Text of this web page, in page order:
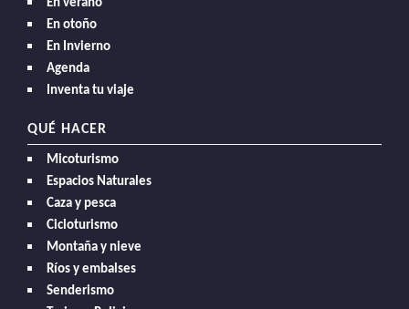
En verano
En otoño
En Invierno
Agenda
Inventa tu viaje
QUÉ HACER
Micoturismo
Espacios Naturales
Caza y pesca
Cicloturismo
Montaña y nieve
Ríos y embalses
Senderismo